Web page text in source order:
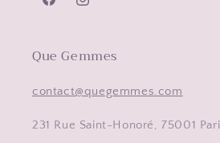
FacebookInstagram
Que Gemmes
contact@quegemmes.com
231 Rue Saint-Honoré, 75001